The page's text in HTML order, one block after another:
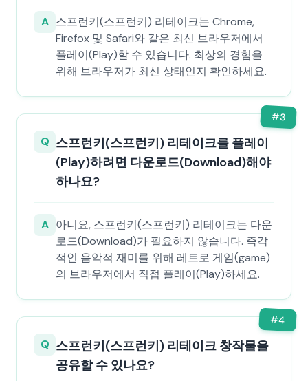
A 스프런키(스프런키) 리테이크는 Chrome,
Firefox 및 Safari와 같은 최신 브라우저에서
플레이(Play)할 수 있습니다. 최상의 경험을
위해 브라우저가 최신 상태인지 확인하세요.
#3
Q 스프런키(스프런키) 리테이크를 플레이
(Play)하려면 다운로드(Download)해야
하나요?
A 아니요, 스프런키(스프런키) 리테이크는 다운
로드(Download)가 필요하지 않습니다. 즉각
적인 음악적 재미를 위해 레트로 게임(game)
의 브라우저에서 직접 플레이(Play)하세요.
#4
Q 스프런키(스프런키) 리테이크 창작물을
공유할 수 있나요?